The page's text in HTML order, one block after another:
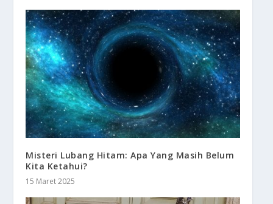
Misteri Lubang Hitam: Apa Yang Masih Belum
Kita Ketahui?
15 Maret 2025